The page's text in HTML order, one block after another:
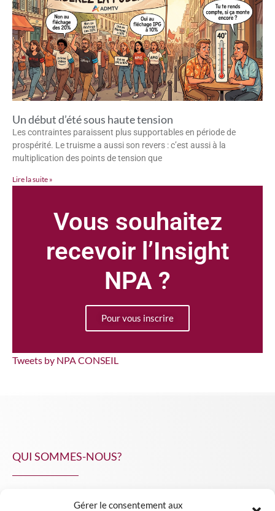
Gérer le consentement aux
Un début d’été sous haute tension
Les contraintes paraissent plus supportables en période de
prospérité. Le truisme a aussi son revers : c’est aussi à la
multiplication des points de tension que
Lire la suite »
Vous souhaitez
recevoir l’Insight
NPA ?
Pour vous inscrire
Tweets by NPA CONSEIL
QUI SOMMES-NOUS?